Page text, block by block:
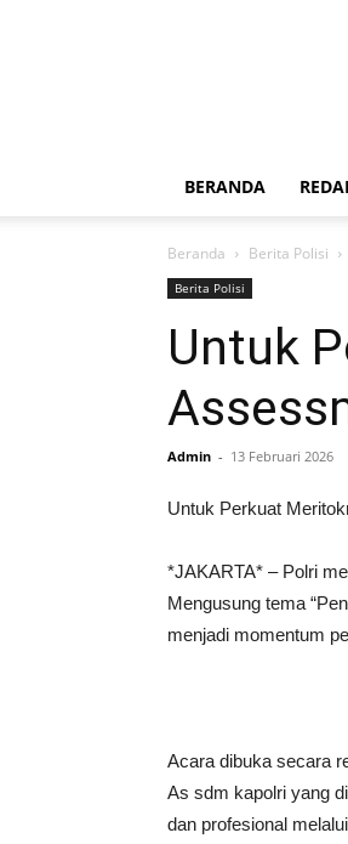
BERANDA
Beranda Berita Polisi
Berita Polisi
Untuk
Admin - 13 Februari 2026
Untuk Perkuat
*JAKARTA* – Polri
Mengusung tema
menjadi momentum
Acara dibuka secara
As sdm kapolri yang
dan profesional